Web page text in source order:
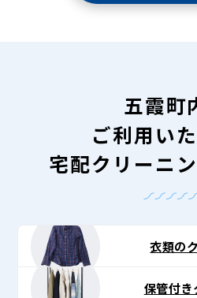
五霞町
ご利用い
宅配クリーニ
衣類の
保管付き